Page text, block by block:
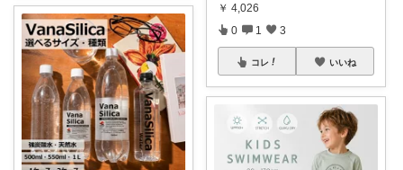
￥ 4,026
0 1 3
コレ いいね